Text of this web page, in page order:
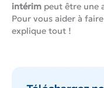
intérim peut être une
Pour vous aider à
explique tout !